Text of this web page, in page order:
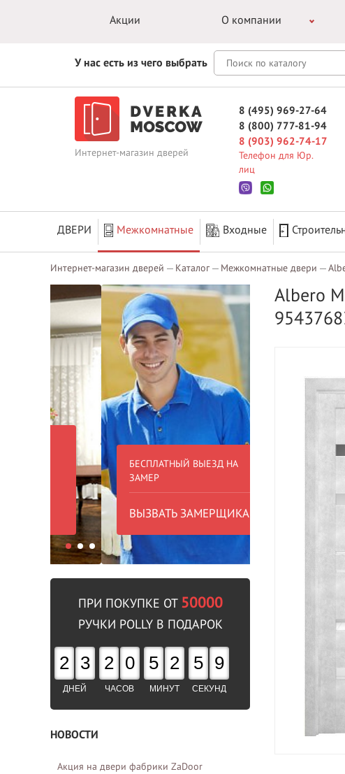
Акции О компании
У нас есть из чего выбрать
Интернет-магазин дверей
8 (495) 969-27-64
8 (800) 777-81-94
8 (903) 962-74-17
Телефон для Юр.
лиц
ДВЕРИ Межкомнатные Входные
Интернет-магазин дверей Каталог Межкомнатные двери
БЕСПЛАТНЫЙ ВЫЕЗД НА
ЗАМЕР
ВЫЗВАТЬ ЗАМЕРЩИКА
БЕСПЛАТНАЯ
ПРИ ПОКУПКЕ ОТ 50000
РУЧКИ POLLY В ПОДАРОК
2 3
ДНЕЙ
2 0
ЧАСОВ
5 2
МИНУТ
5 8
СЕКУНД
НОВОСТИ
Акция на двери фабрики ZaDoor
Albero